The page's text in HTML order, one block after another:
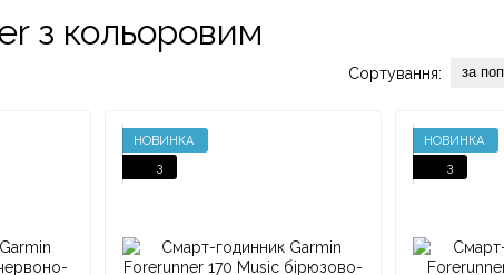
з кольоровим
Сортування: за
НОВИНКА
3
НОВИНКА
3